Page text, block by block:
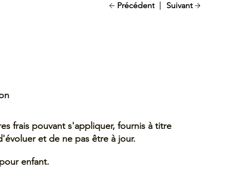
Précédent Suivant
frais pouvant s'appliquer, fournis à titre
et de ne pas être à jour.
enfant.